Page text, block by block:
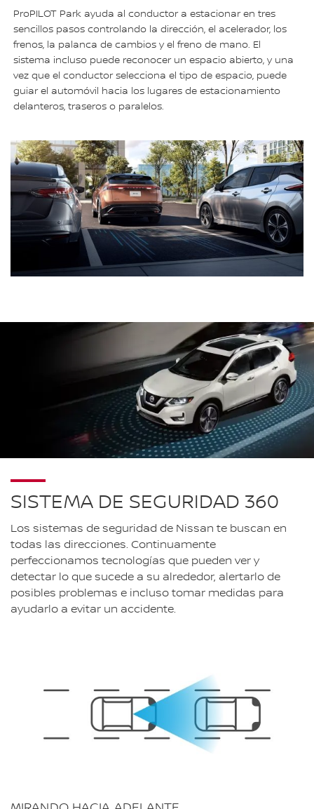
ProPILOT Park ayuda al conductor a estacionar en tres
sencillos pasos controlando la dirección, el acelerador, los
frenos, la palanca de cambios y el freno de mano. El
sistema incluso puede reconocer un espacio abierto, y una
vez que el conductor selecciona el tipo de espacio, puede
guiar el automóvil hacia los lugares de estacionamiento
delanteros, traseros o paralelos.
SISTEMA DE SEGURIDAD 360
Los sistemas de seguridad de Nissan te buscan en
todas las direcciones. Continuamente
perfeccionamos tecnologías que pueden ver y
detectar lo que sucede a su alrededor, alertarlo de
posibles problemas e incluso tomar medidas para
ayudarlo a evitar un accidente.